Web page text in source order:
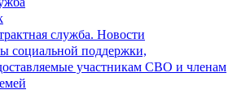
служба. Новости
социальной поддержки,
участникам СВО и членам